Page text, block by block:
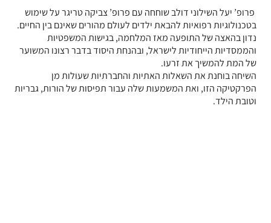
פרופ’ יעל השילוני דולב שוחחה עם פרופ’ צביקה טריגר על שימוש
בטכנולוגיות רפואיות להבאת ילדים לעולם מהורים שאינם בין החיים.
נדון בהאצה של התופעה מאז המלחמה, בגישות המשפטיות
והממסדיות הייחודיות לישראל, ובהנחת היסוד בדבר רצונו המשוער
של המת להמשיך את זרעו.
השיחה בוחנת את השאלות האתיות והחברתיות שעולות מן
הפרקטיקה הזו, ואת המשמעות שלה עבור תפיסות של הורות, גבריות
וטובת הילד.